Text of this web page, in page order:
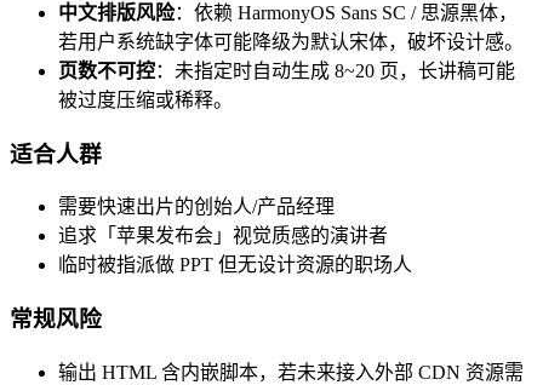
中文排版风险：依赖 HarmonyOS Sans SC / 思源黑体，
若用户系统缺字体可能降级为默认宋体，破坏设计感。
页数不可控：未指定时自动生成 8~20 页，长讲稿可能
被过度压缩或稀释。
适合人群
需要快速出片的创始人/产品经理
追求「苹果发布会」视觉质感的演讲者
临时被指派做 PPT 但无设计资源的职场人
常规风险
输出 HTML 含内嵌脚本，若未来接入外部 CDN 资源需